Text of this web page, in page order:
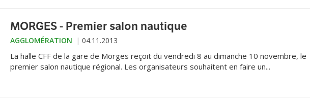
MORGES - Premier salon nautique
AGGLOMÉRATION 04.11.2013
La halle CFF de la gare de Morges reçoit du vendredi 8 au dimanche 10 novembre, le
premier salon nautique régional. Les organisateurs souhaitent en faire un...